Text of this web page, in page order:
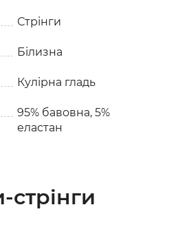
Стрінги
Білизна
Кулірна гладь
95% бавовна, 5%
еластан